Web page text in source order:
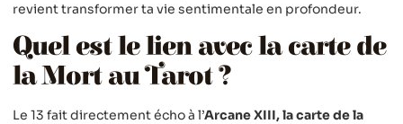
revient transformer ta vie sentimentale en profondeur.
Quel est le lien avec la carte de
la Mort au Tarot ?
Le 13 fait directement écho à l’Arcane XIII, la carte de la